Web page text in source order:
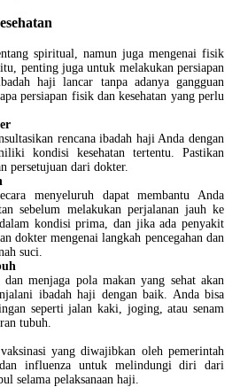
spiritual, namun juga mengenai fisik
penting juga untuk melakukan persiapan
haji lancar tanpa adanya gangguan
persiapan fisik dan kesehatan yang perlu
rencana ibadah haji Anda dengan
kondisi kesehatan tertentu. Pastikan
persetujuan dari dokter.
menyeluruh dapat membantu Anda
sebelum melakukan perjalanan jauh ke
kondisi prima, dan jika ada penyakit
dokter mengenai langkah pencegahan dan
suci.
menjaga pola makan yang sehat akan
ibadah haji dengan baik. Anda bisa
seperti jalan kaki, joging, atau senam
tubuh.
yang diwajibkan oleh pemerintah
influenza untuk melindungi diri dari
selama pelaksanaan haji.